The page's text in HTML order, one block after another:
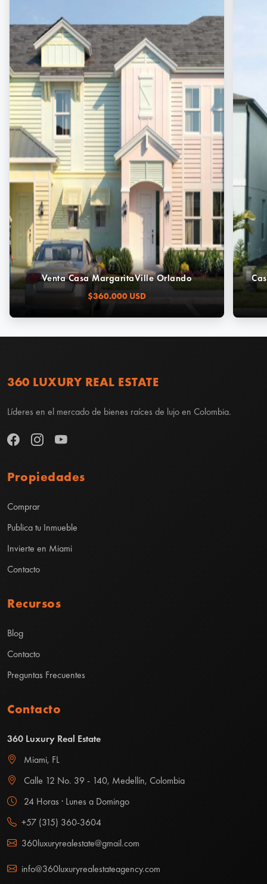
Venta Casa MargaritaVille Orlando
$360.000 USD
360 LUXURY REAL ESTATE
Líderes en el mercado de bienes raíces de lujo en Colombia.
Propiedades
Comprar
Publica tu Inmueble
Invierte en Miami
Contacto
Recursos
Blog
Contacto
Preguntas Frecuentes
Contacto
360 Luxury Real Estate
Miami, FL
Calle 12 No. 39 - 140, Medellín, Colombia
24 Horas · Lunes a Domingo
+57 (315) 360-3604
360luxuryrealestate@gmail.com
info@360luxuryrealestateagency.com